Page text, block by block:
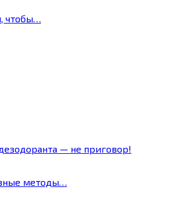
чтобы…
— не приговор!
методы…